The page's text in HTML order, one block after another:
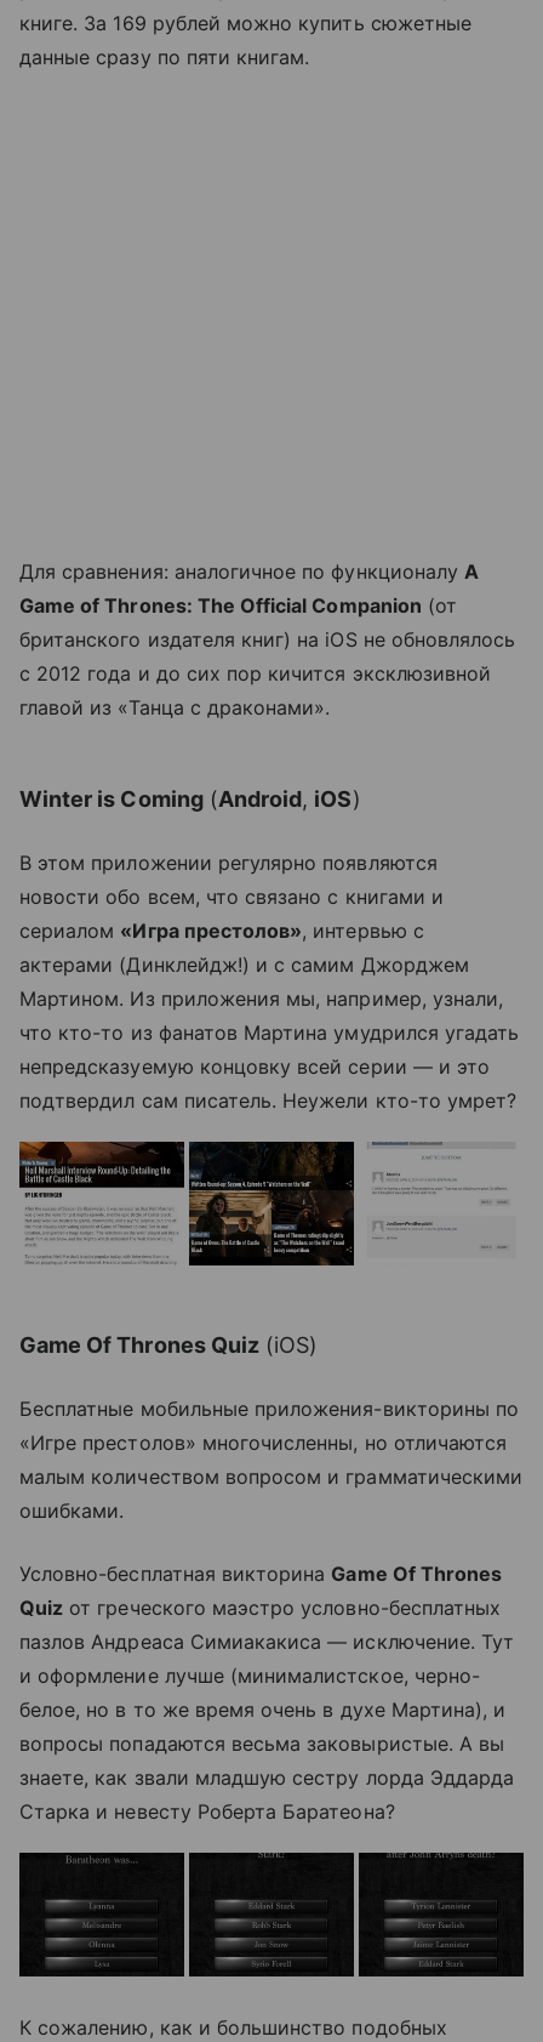
книге. За 169 рублей можно купить сюжетные
данные сразу по пяти книгам.
Для сравнения: аналогичное по функционалу A
Game of Thrones: The Official Companion (от
британского издателя книг) на iOS не обновлялось
с 2012 года и до сих пор кичится эксклюзивной
главой из «Танца с драконами».
Winter is Coming(Android, iOS)
В этом приложении регулярно появляются
новости обо всем, что связано с книгами и
сериалом «Игра престолов», интервью с
актерами (Динклейдж!) и с самим Джорджем
Мартином. Из приложения мы, например, узнали,
что кто-то из фанатов Мартина умудрился угадать
непредсказуемую концовку всей серии — и это
подтвердил сам писатель. Неужели кто-то умрет?
Game Of Thrones Quiz(iOS)
Бесплатные мобильные приложения-викторины по
«Игре престолов» многочисленны, но отличаются
малым количеством вопросом и грамматическими
ошибками.
Условно-бесплатная викторина Game Of Thrones
Quiz от греческого маэстро условно-бесплатных
пазлов Андреаса Симиакакиса — исключение. Тут
и оформление лучше (минималистское, черно-
белое, но в то же время очень в духе Мартина), и
вопросы попадаются весьма заковыристые. А вы
знаете, как звали младшую сестру лорда Эддарда
Старка и невесту Роберта Баратеона?
К сожалению, как и большинство подобных